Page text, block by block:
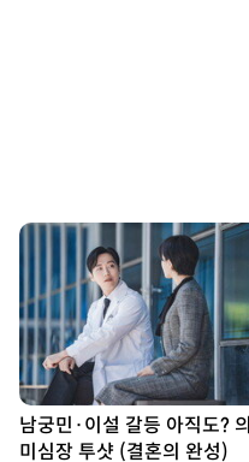
남궁민·이설 갈등 아직도? 의
미심장 투샷 (결혼의 완성)